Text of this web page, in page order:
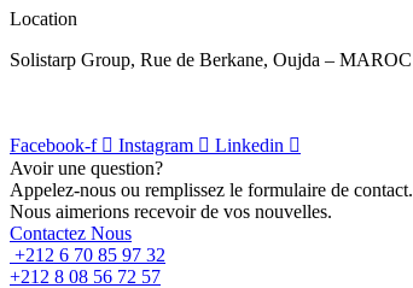
Location
Solistarp Group, Rue de Berkane, Oujda – MAROC
Facebook-f Instagram
Linkedin
Avoir une question?
Appelez-nous ou remplissez le formulaire de contact.
Nous aimerions recevoir de vos nouvelles.
Contactez Nous
+212 6 70 85 97 32
+212 8 08 56 72 57